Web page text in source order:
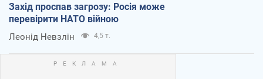
Захід проспав загрозу: Росія може
перевірити НАТО війною
Леонід Невзлін 4,5 т.